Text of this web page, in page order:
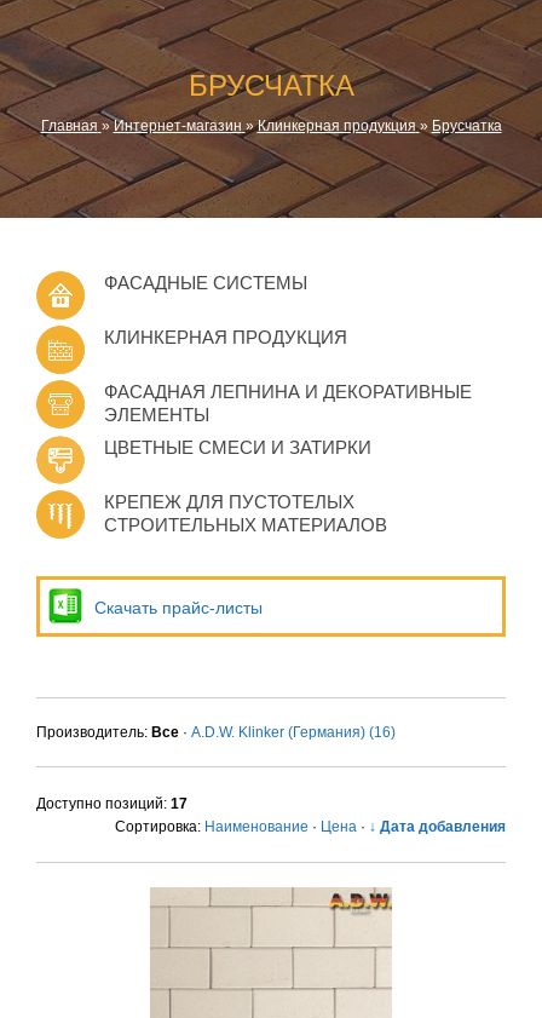
БРУСЧАТКА
Главная »Интернет-магазин »Клинкерная продукция » Брусчатка
ФАСАДНЫЕ СИСТЕМЫ
КЛИНКЕРНАЯ ПРОДУКЦИЯ
ФАСАДНАЯ ЛЕПНИНА И ДЕКОРАТИВНЫЕ
ЭЛЕМЕНТЫ
ЦВЕТНЫЕ СМЕСИ И ЗАТИРКИ
КРЕПЕЖ ДЛЯ ПУСТОТЕЛЫХ
СТРОИТЕЛЬНЫХ МАТЕРИАЛОВ
Скачать прайс-листы
Производитель: Все · A.D.W. Klinker (Германия) (16)
Доступно позиций: 17
Сортировка: Наименование · Цена · ↓ Дата добавления